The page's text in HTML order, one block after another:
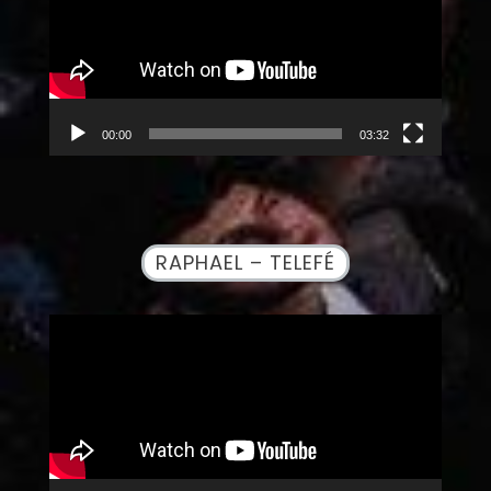
00:00 03:32
RAPHAEL – TELEFÉ